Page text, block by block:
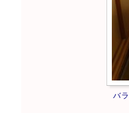
バ